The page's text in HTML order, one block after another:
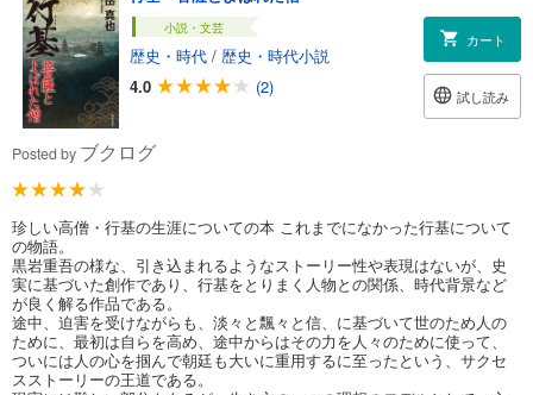
小説・文芸
歴史・時代 / 歴史・時代小説
4.0
(2)
カート
試し読み
Posted by ブクログ
珍しい高僧・行基の生涯についての本 これまでになかった行基について
の物語。
黒岩重吾の様な、引き込まれるようなストーリー性や表現はないが、史
実に基づいた創作であり、行基をとりまく人物との関係、時代背景など
が良く解る作品である。
途中、迫害を受けながらも、淡々と飄々と信、に基づいて世のため人の
ために、最初は自らを高め、途中からはその力を人々のために使って、
ついには人の心を掴んで朝廷も大いに重用するに至ったという、サクセ
スストーリーの王道である。